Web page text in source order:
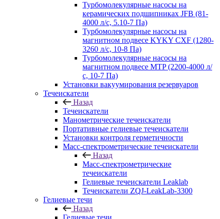
Турбомолекулярные насосы на
керамических подшипниках JFB (81-
4000 л/с, 5.10-7 Па)
Турбомолекулярные насосы на
магнитном подвесе KYKY CXF (1280-
3260 л/с, 10-8 Па)
Турбомолекулярные насосы на
магнитном подвесе MTP (2200-4000 л/
с, 10-7 Па)
Установки вакуумирования резервуаров
Течеискатели
Назад
Течеискатели
Манометрические течеискатели
Портативные гелиевые течеискатели
Установки контроля герметичности
Масс-спектрометрические течеискатели
Назад
Масс-спектрометрические
течеискатели
Гелиевые течеискатели Leaklab
Течеискатели ZQJ-LeakLab-3300
Гелиевые течи
Назад
Гелиевые течи